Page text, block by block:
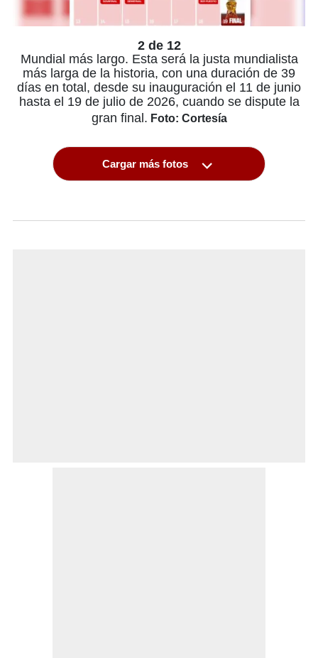
2 de 12
Mundial más largo. Esta será la justa mundialista
más larga de la historia, con una duración de 39
días en total, desde su inauguración el 11 de junio
hasta el 19 de julio de 2026, cuando se dispute la
gran final. Foto: Cortesía
Cargar más fotos